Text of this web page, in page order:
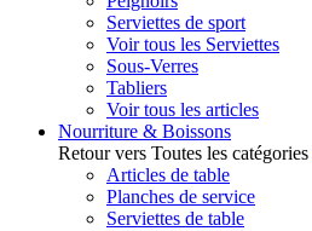
Serviettes de sport
Voir tous les Serviettes
Sous-Verres
Tabliers
Voir tous les articles
Nourriture & Boissons
Retour vers Toutes les catégories
Articles de table
Planches de service
Serviettes de table